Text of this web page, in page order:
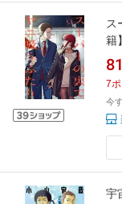
ス
籍
7
今
宇